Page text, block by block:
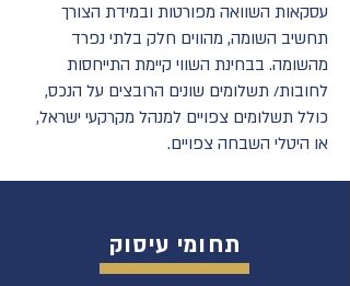
עסקאות השוואה מפורטות ובמידת הצורך
תחשיב השומה, מהווים חלק בלתי נפרד
מהשומה. בבחינת השווי קיימת התייחסות
לחובות/ תשלומים שונים הרובצים על הנכס,
כולל תשלומים צפויים למנהל מקרקעי ישראל,
או היטלי השבחה צפויים.
תחומי עיסוק